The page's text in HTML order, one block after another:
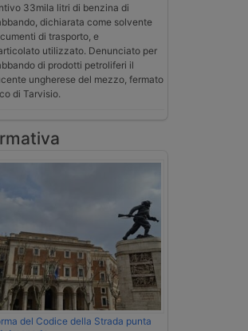
33mila litri di benzina di
dichiarata come solvente
di trasporto, e
utilizzato. Denunciato per
di prodotti petroliferi il
ungherese del mezzo, fermato
di Tarvisio.
del Codice della Strada punta